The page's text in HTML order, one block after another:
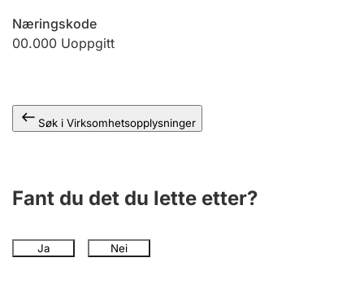
Offentlig sektor
Næringskode
00.000 Uoppgitt
Søk i Virksomhetsopplysninger
Fant du det du lette etter?
Ja Nei